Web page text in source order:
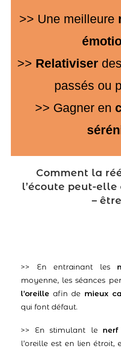
>> Une meilleure
>> Relativiser
passés ou
>> Gagner en
Comment la
l’écoute peut-
–
>> En entrainant les
moyenne, les séances
l’oreille afin de mieux
qui font défaut.
>> En stimulant le
l’oreille est en lien étroit,